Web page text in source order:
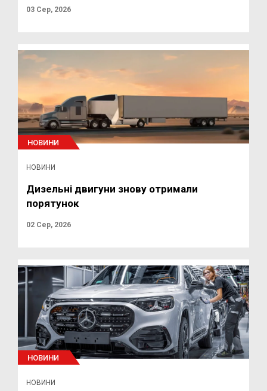
03 Сер, 2026
НОВИНИ
НОВИНИ
Дизельні двигуни знову отримали
порятунок
02 Сер, 2026
НОВИНИ
НОВИНИ